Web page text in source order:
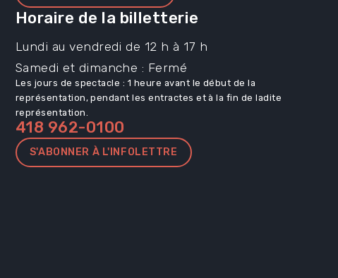
Horaire de la billetterie
Lundi au vendredi de 12 h à 17 h
Samedi et dimanche : Fermé
Les jours de spectacle : 1 heure avant le début de la
représentation, pendant les entractes et à la fin de ladite
représentation.
418 962-0100
S'ABONNER À L'INFOLETTRE